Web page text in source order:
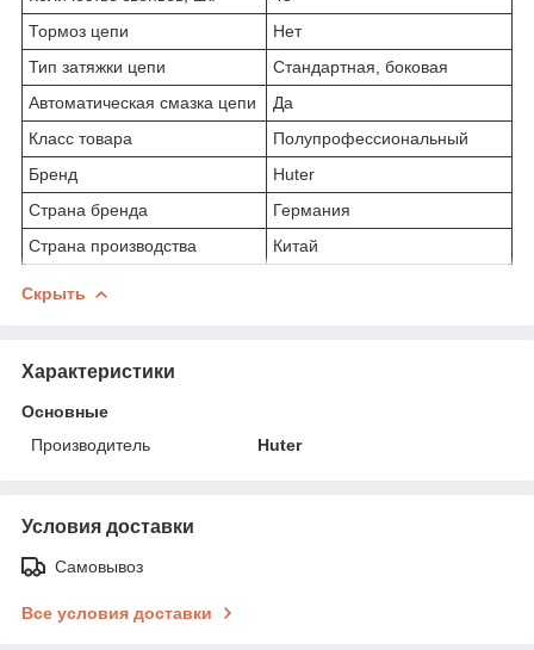
Тормоз цепи
Нет
Тип затяжки цепи
Стандартная, боковая
Автоматическая смазка цепи
Да
Класс товара
Полупрофессиональный
Бренд
Huter
Страна бренда
Германия
Страна производства
Китай
Скрыть
Характеристики
Основные
Производитель
Huter
Условия доставки
Самовывоз
Все условия доставки